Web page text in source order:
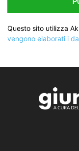
Questo sito utilizza
vengono elaborati i